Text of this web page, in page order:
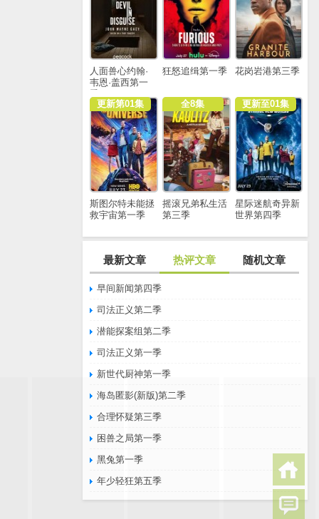
人面兽心约翰·
韦恩·盖西第一
季
狂怒追缉第一季 花岗岩港第三季
更新第01集
斯图尔特未能拯
救宇宙第一季
全8集
摇滚兄弟私生活
第三季
更新至01集
星际迷航奇异新
世界第四季
最新文章 热评文章 随机文章
早间新闻第四季
司法正义第二季
潜能探案组第二季
司法正义第一季
新世代厨神第一季
海岛匿影(新版)第二季
合理怀疑第三季
困兽之局第一季
黑兔第一季
年少轻狂第五季